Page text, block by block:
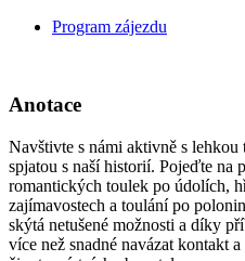
Program zájezdu
Anotace
Navštivte s námi aktivně s
spjatou s naší historií. Pojeďte na
romantických toulek po údolích,
zajímavostech a toulání po
skýtá netušené možnosti a díky
více než snadné navázat kontakt